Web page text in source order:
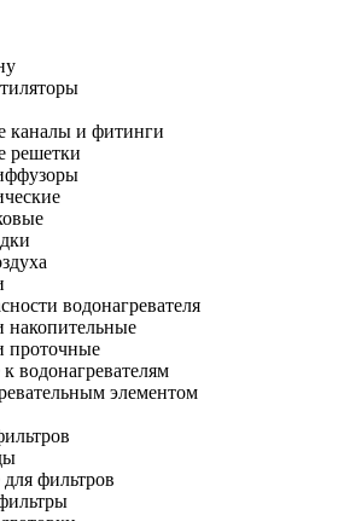
каналы и фитинги
решетки
водонагревателя
накопительные
проточные
водонагревателям
элементом
фильтров